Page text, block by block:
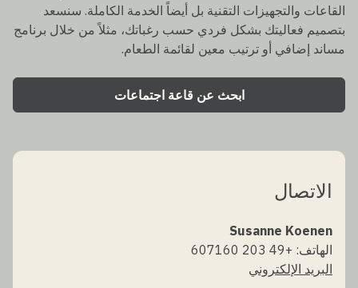
القاعات والتجهيزات التقنية بل أيضاً الخدمة الكاملة. سنسعد
بتصميم فعاليتك بشكل فردي حسب رغباتك، مثلاً من خلال برنامج
مساند إضافي أو ترتيب معين لقائمة الطعام.
ابحث عن قاعة اجتماعات
الاتصال
Susanne Koenen
الهاتف: +49 203 607160
البريد الإلكتروني